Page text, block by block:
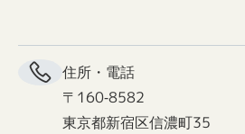
住所・電話
〒160-8582
東京都新宿区信濃町35